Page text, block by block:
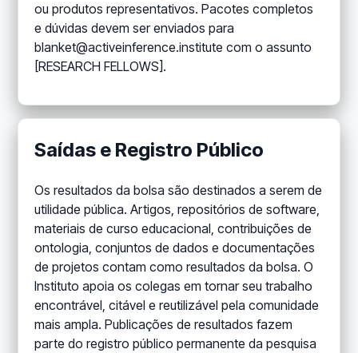
ou produtos representativos. Pacotes completos
e dúvidas devem ser enviados para
blanket@activeinference.institute com o assunto
[RESEARCH FELLOWS].
Saídas e Registro Público
Os resultados da bolsa são destinados a serem de
utilidade pública. Artigos, repositórios de software,
materiais de curso educacional, contribuições de
ontologia, conjuntos de dados e documentações
de projetos contam como resultados da bolsa. O
Instituto apoia os colegas em tornar seu trabalho
encontrável, citável e reutilizável pela comunidade
mais ampla. Publicações de resultados fazem
parte do registro público permanente da pesquisa